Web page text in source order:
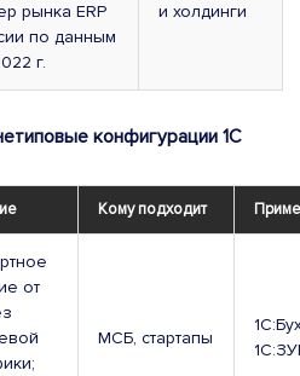
рынка ERP
по данным
г.
и холдинги
конфигурации 1С
Кому подходит
от
МСБ, стартапы